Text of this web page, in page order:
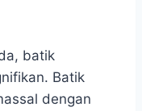
batik
Batik
dengan